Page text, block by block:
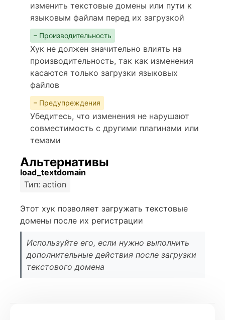
изменить текстовые домены или пути к
языковым файлам перед их загрузкой
– Производительность
Хук не должен значительно влиять на
производительность, так как изменения
касаются только загрузки языковых
файлов
– Предупреждения
Убедитесь, что изменения не нарушают
совместимость с другими плагинами или
темами
Альтернативы
load_textdomain
Тип: action
Этот хук позволяет загружать текстовые
домены после их регистрации
Используйте его, если нужно выполнить
дополнительные действия после загрузки
текстового домена